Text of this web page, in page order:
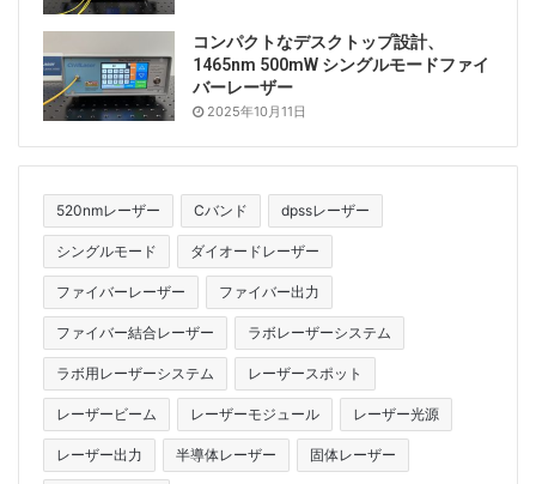
コンパクトなデスクトップ設計、
1465nm 500mW シングルモードファイ
バーレーザー
2025年10月11日
520nmレーザー Cバンド dpssレーザー
シングルモード ダイオードレーザー
ファイバーレーザー ファイバー出力
ファイバー結合レーザー ラボレーザーシステム
ラボ用レーザーシステム レーザースポット
レーザービーム レーザーモジュール レーザー光源
レーザー出力 半導体レーザー 固体レーザー